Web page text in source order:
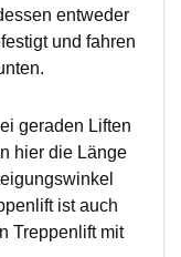
entweder
und fahren
geraden Liften
hier die Länge
ist auch
Treppenlift mit